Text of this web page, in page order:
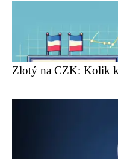
Zlotý na CZK: Kolik